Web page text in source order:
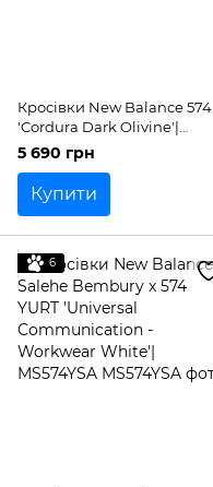
Кросівки New Balance 574
'Cordura Dark Olivine'|
U574SOC
5 690 грн
Купити
6